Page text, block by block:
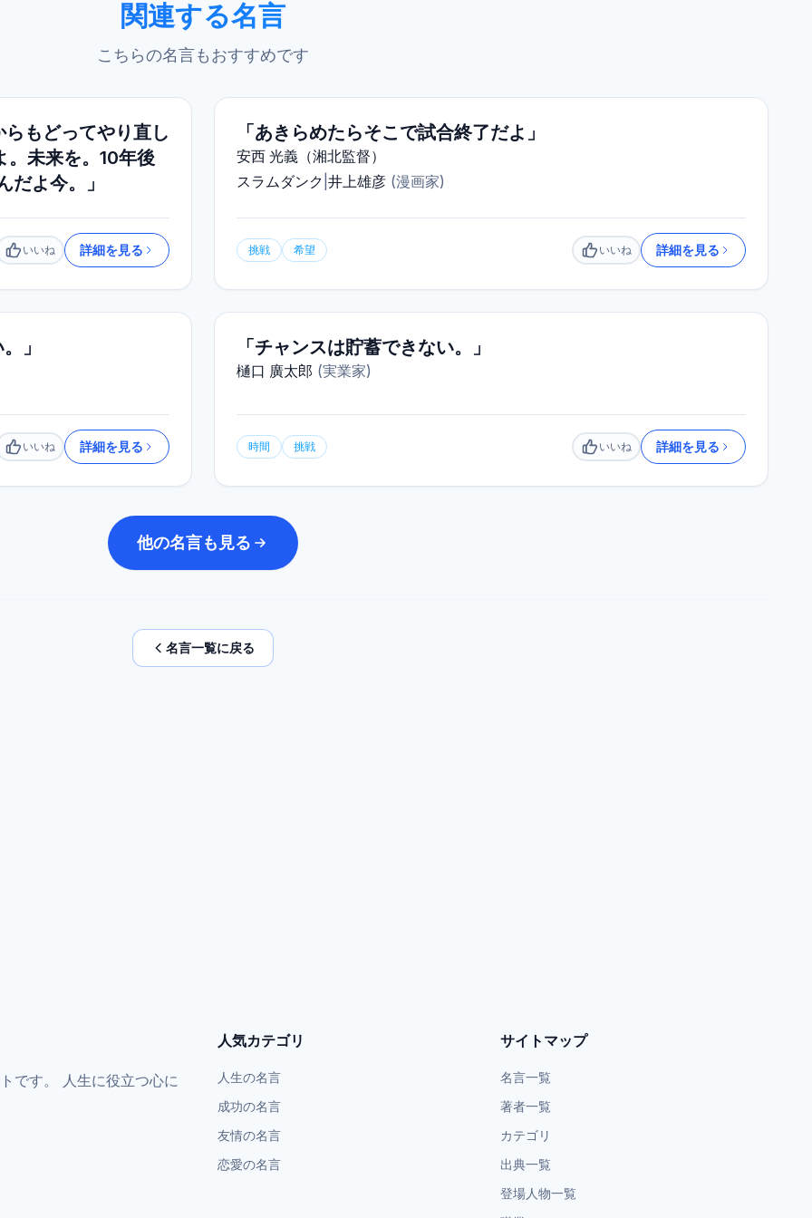
関連する名言
こちらの名言もおすすめです
もどってやり直し
。未来を。10年後
よ今。」
いいね
いいね 詳細を見る
「あきらめたらそこで試合終了だよ」
安西 光義（湘北監督）
スラムダンク 井上雄彦 (漫画家)
挑戦 希望 いいね
いいね 詳細を見る
」
いいね
いいね 詳細を見る
「チャンスは貯蓄できない。」
樋口 廣太郎 (実業家)
時間 挑戦 いいね
いいね 詳細を見る
他の名言も見る
名言一覧に戻る
です。 人生に役立つ心に
人気カテゴリ
人生の名言
成功の名言
友情の名言
恋愛の名言
サイトマップ
名言一覧
著者一覧
カテゴリ
出典一覧
登場人物一覧